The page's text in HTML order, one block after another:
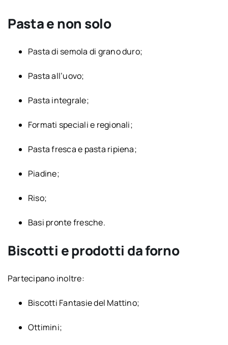
Pasta e non solo
Pasta di semola di grano duro;
Pasta all’uovo;
Pasta integrale;
Formati speciali e regionali;
Pasta fresca e pasta ripiena;
Piadine;
Riso;
Basi pronte fresche.
Biscotti e prodotti da forno
Partecipano inoltre:
Biscotti Fantasie del Mattino;
Ottimini;